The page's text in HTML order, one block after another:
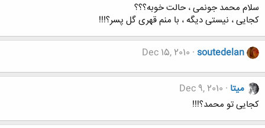
سلام محمد جونمی ، حالت خوبه؟؟؟
کجایی ، نیستی دیگه ، با منم قهری گل پسر؟!!!
soutedelan
Dec 15, 2010
میتا Dec 9, 2010
کجایی تو محمد؟!!!